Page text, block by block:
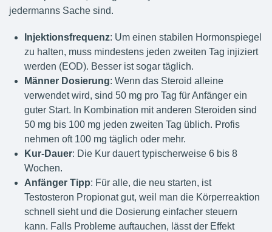
jedermanns Sache sind.
Injektionsfrequenz: Um einen stabilen Hormonspiegel
zu halten, muss mindestens jeden zweiten Tag injiziert
werden (EOD). Besser ist sogar täglich.
Männer Dosierung: Wenn das Steroid alleine
verwendet wird, sind 50 mg pro Tag für Anfänger ein
guter Start. In Kombination mit anderen Steroiden sind
50 mg bis 100 mg jeden zweiten Tag üblich. Profis
nehmen oft 100 mg täglich oder mehr.
Kur-Dauer: Die Kur dauert typischerweise 6 bis 8
Wochen.
Anfänger Tipp: Für alle, die neu starten, ist
Testosteron Propionat gut, weil man die Körperreaktion
schnell sieht und die Dosierung einfacher steuern
kann. Falls Probleme auftauchen, lässt der Effekt